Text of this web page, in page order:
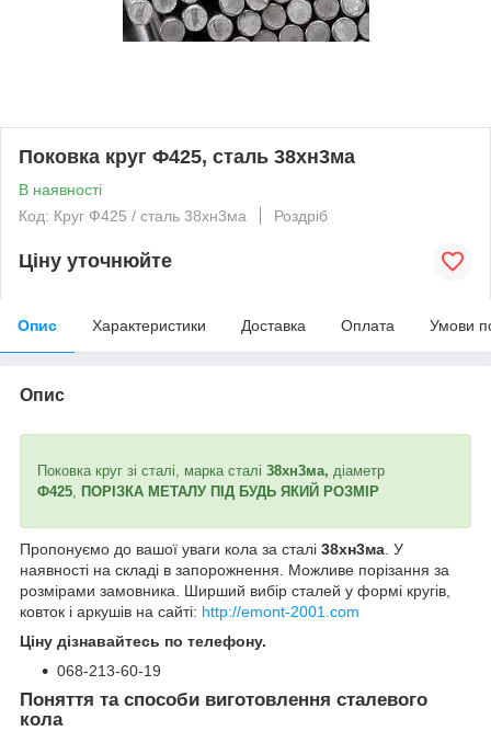
Поковка круг Ф425, сталь 38хн3ма
В наявності
Код: Круг Ф425 / сталь 38хн3ма
Роздріб
Ціну уточнюйте
Опис Характеристики Доставка Оплата Умови
Опис
Поковка круг зі сталі, марка сталі 38хн3ма, діаметр
Ф425
ПОРІЗКА МЕТАЛУ ПІД БУДЬ ЯКИЙ РОЗМІР
Пропонуємо до вашої уваги кола за сталі 38хн3ма . У
наявності на складі в запорожнення. Можливе порізання за
розмірами замовника. Ширший вибір сталей у формі кругів,
ковток і аркушів на сайті: http://emont-2001.com
Ціну дізнавайтесь по телефону.
068-213-60-19
Поняття та способи виготовлення сталевого
кола